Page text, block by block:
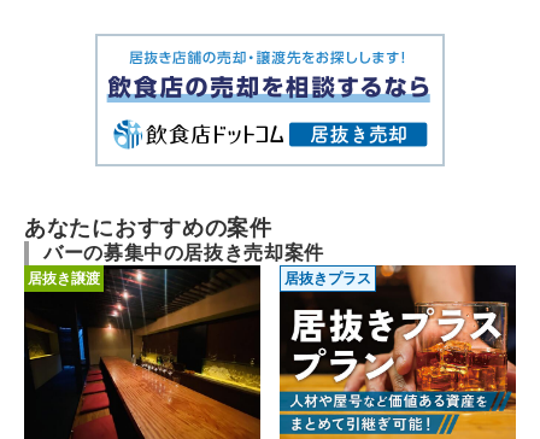
あなたにおすすめの案件
バーの募集中の居抜き売却案件
居抜き譲渡 居抜きプラス